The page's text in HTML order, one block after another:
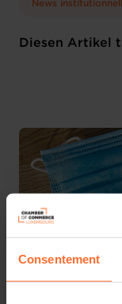
Consentement
News
Diesen Artikel